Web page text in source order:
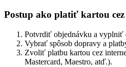
Postup ako platiť kartou
Potvrdiť objednávku a vyplniť
Vybrať spôsob dopravy a
Zvoliť platbu kartou cez
Mastercard, Maestro, atď.).